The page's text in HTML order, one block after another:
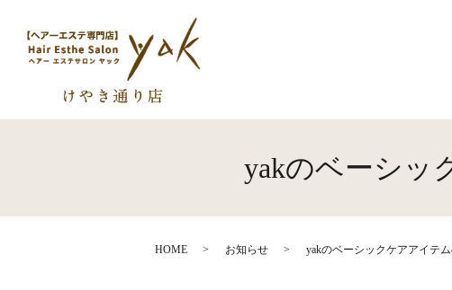
yakのベーシッ
HOME お知らせ yakのベーシックケアアイテ